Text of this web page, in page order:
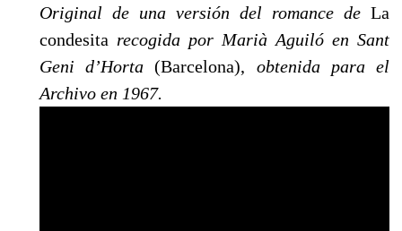
Original de una versión del romance de La
condesita recogida por Marià Aguiló en Sant
Geni d’Horta(Barcelona), obtenida para el
Archivo en 1967.